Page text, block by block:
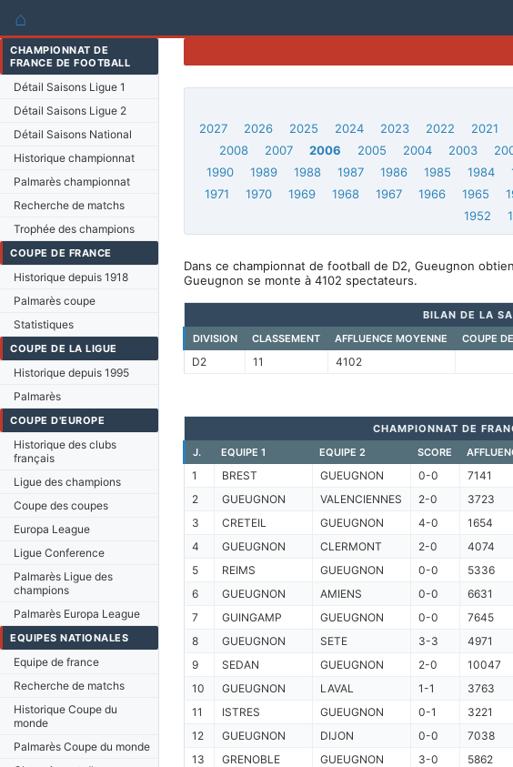
⌂
CHAMPIONNAT DE
FRANCE DE FOOTBALL
Détail Saisons Ligue 1
Détail Saisons Ligue 2
Détail Saisons National
Historique championnat
Palmarès championnat
Recherche de matchs
Trophée des champions
COUPE DE FRANCE
Historique depuis 1918
Palmarès coupe
Statistiques
COUPE DE LA LIGUE
Historique depuis 1995
Palmarès
COUPE D'EUROPE
Historique des clubs
français
Ligue des champions
Coupe des coupes
Europa League
Ligue Conference
Palmarès Ligue des
champions
Palmarès Europa League
EQUIPES NATIONALES
Equipe de france
Recherche de matchs
Historique Coupe du
monde
Palmarès Coupe du monde
2027
2026 2025 2024 2023 2022 2021
2008
2007 2006 2005 2004 2003
1990
1989 1988 1987 1986 1985 1984
1971
1970 1969 1968 1967 1966 1965
1952
Dans ce championnat de football de D2, Gueugnon
Gueugnon se monte à 4102 spectateurs.
BILAN DE LA
DIVISION
CLASSEMENT AFFLUENCE MOYENNE COUPE
D2 11 4102
CHAMPIONNAT DE
J.
EQUIPE 1 EQUIPE 2 SCORE
1 BREST GUEUGNON 0-0 7141
2
GUEUGNON VALENCIENNES 2-0 3723
3
CRETEIL GUEUGNON 4-0 1654
4
GUEUGNON CLERMONT 2-0 4074
5
REIMS GUEUGNON 0-0 5336
6
GUEUGNON AMIENS 0-0
6631
7
GUINGAMP GUEUGNON 0-0 7645
8
GUEUGNON SETE 3-3 4971
9
SEDAN GUEUGNON 2-0 10047
10
GUEUGNON LAVAL 1-1 3763
11
ISTRES GUEUGNON 0-1 3221
12
GUEUGNON DIJON 0-0 7038
13
GRENOBLE GUEUGNON 3-0 5862